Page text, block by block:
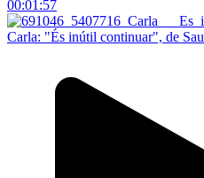
00:01:57
Carla: "És inútil continuar", de Sau